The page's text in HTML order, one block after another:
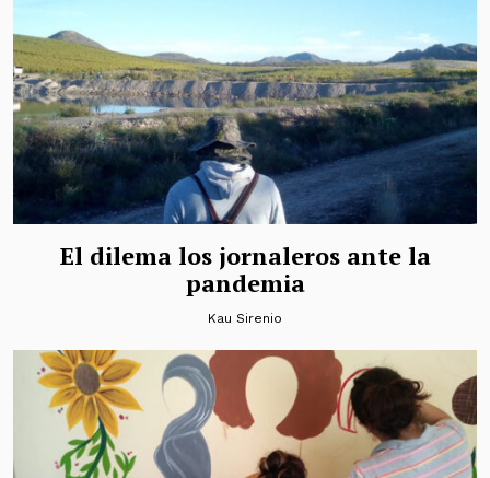
El dilema los jornaleros ante la
pandemia
Kau Sirenio